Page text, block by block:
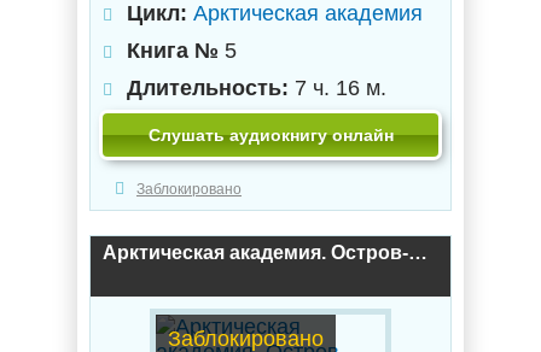
Цикл: Арктическая академия
Книга № 5
Длительность: 7 ч. 16 м.
Слушать аудиокнигу онлайн
Заблокировано
Арктическая академия. Остров-призрак / Сергей Баранников (4)
Заблокировано